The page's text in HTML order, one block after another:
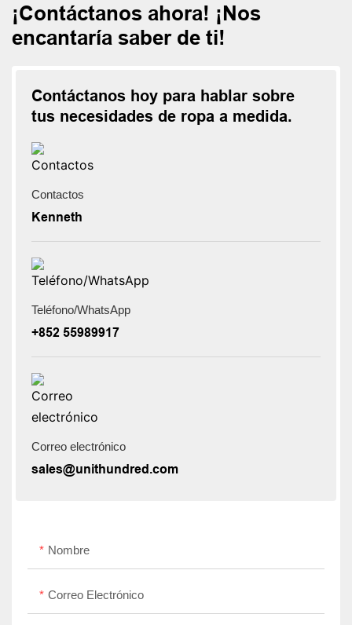
¡Contáctanos ahora! ¡Nos
encantaría saber de ti!
Contáctanos hoy para hablar sobre
tus necesidades de ropa a medida.
Contactos
Kenneth
Teléfono/WhatsApp
+852 55989917
Correo electrónico
sales@unithundred.com
Nombre
Correo Electrónico